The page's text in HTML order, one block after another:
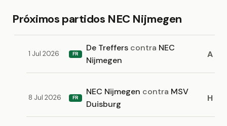
Próximos partidos NEC Nijmegen
1 Jul 2026 FR
De Treffers contra NEC
Nijmegen
A
8 Jul 2026 FR
NEC Nijmegen contra MSV
Duisburg
H